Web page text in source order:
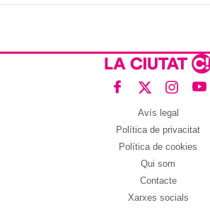
Avís legal
Política de privacitat
Política de cookies
Qui som
Contacte
Xarxes socials